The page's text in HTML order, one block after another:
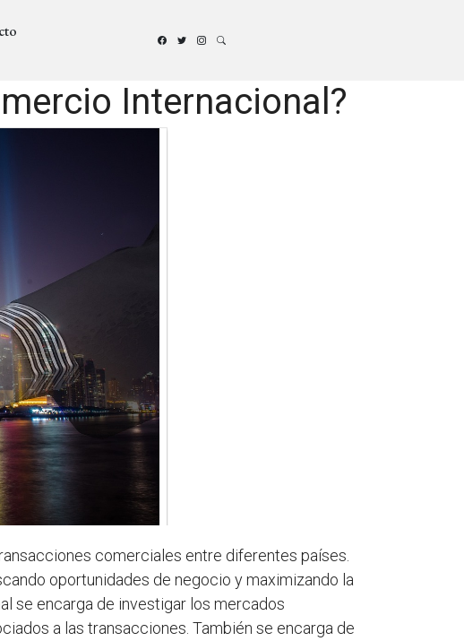
Internacional?
comerciales entre diferentes países.
oportunidades de negocio y maximizando la
se encarga de investigar los mercados
a las transacciones. También se encarga de